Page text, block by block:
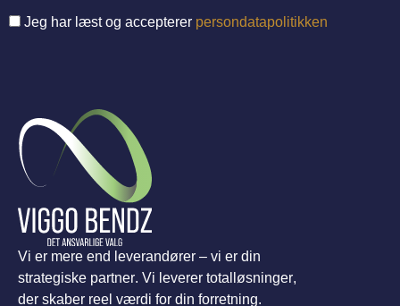
Jeg har læst og accepterer persondatapolitikken
Vi er mere end leverandører – vi er din
strategiske partner. Vi leverer totalløsninger,
der skaber reel værdi for din forretning.